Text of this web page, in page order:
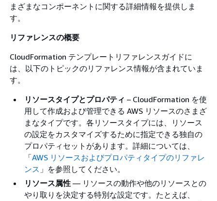
まざまなコンポーネントに関する詳細情報を提供しま
す。
リファレンスの概要
CloudFormation テンプレートリファレンスガイドに
は、以下のトピックのリファレンス情報が含まれていま
す。
リソースタイプとプロパティ – CloudFormation を使
用して作成および管理できる AWS リソースのさまざ
まなタイプです。各リソースタイプには、リソース
の設定をカスタマイズするために指定できる独自の
プロパティセットがあります。詳細については、
「AWS リソースおよびプロパティタイプのリファレ
ンス 」を参照してください。
リソース属性 — リソースの動作や他のリソースとの
やり取りを決定する特別な設定です。たとえば、